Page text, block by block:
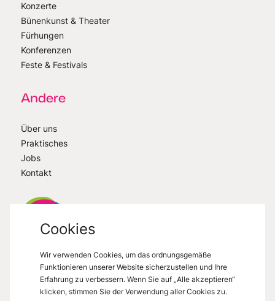
Konzerte
Bünenkunst & Theater
Fürhungen
Konferenzen
Feste & Festivals
Andere
Über uns
Praktisches
Jobs
Kontakt
VisitMons 2026- All right reserved
Grand Place 27, 7000 Mons
Cookies
Wir verwenden Cookies, um das ordnungsgemäße
Funktionieren unserer Website sicherzustellen und Ihre
Erfahrung zu verbessern. Wenn Sie auf „Alle akzeptieren“
klicken, stimmen Sie der Verwendung aller Cookies zu.